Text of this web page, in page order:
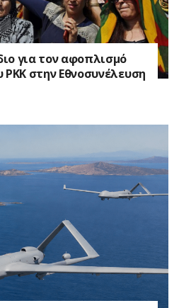
για τον αφοπλισμό
στην Εθνοσυνέλευση